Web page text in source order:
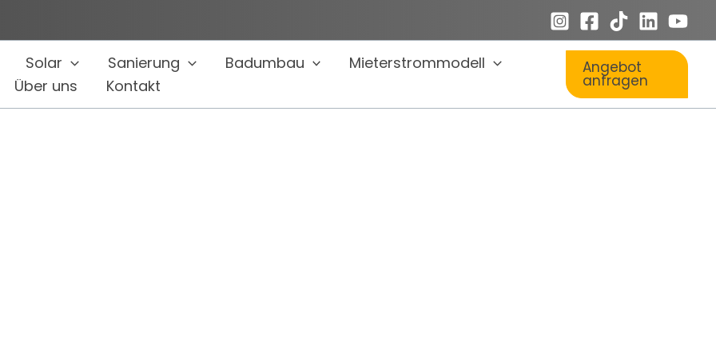
Solar Sanierung Badumbau
Mieterstrommodell
Über uns Kontakt
Angebot
anfragen